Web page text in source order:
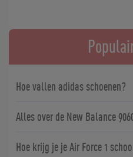
Hoe vallen adidas schoenen?
Alles over de New Balance
Hoe krijg je je Air Force 1